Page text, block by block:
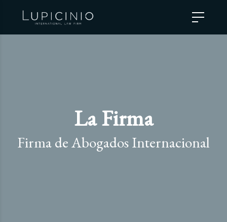
La Firma
Firma de Abogados Internacional